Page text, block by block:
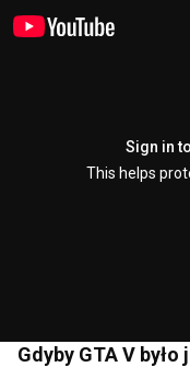
Sign in
This helps
Gdyby GTA V było